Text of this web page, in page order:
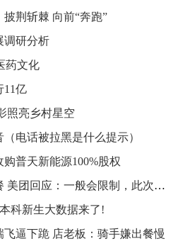
荆斩棘 向前“奔跑”
调研分析
药文化
11亿
照亮乡村星空
电话被拉黑是什么提示）
普天新能源100%股权
深圳外卖员趟积水艰难送餐 美团回应：一般会限制，此次会核实调查
科新生大数据来了!
逼下跪 店老板：骑手嫌出餐慢